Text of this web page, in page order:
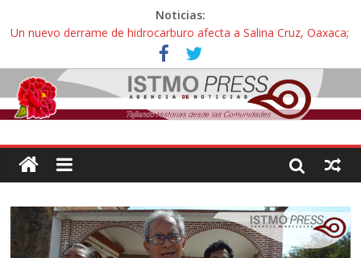
Noticias:
Un nuevo derrame de hidrocarburo afecta a Salina Cruz, Oaxaca;
ahora pescadores de Salinas del Marqués denuncian daños de
Pemex
Ángel, el joven autista expulsado por la Universidad Bienestar de
Ixtepec, Oaxaca vuelve a las aulas tras amparo
Familiares de periodista Alejandro Leyva se reúnen con titular de
intelectuales de su asesinato
Alertan pescadores de Juchitán, Oaxaca de nuevo despojo de su
Pescadores y comuneros ikoots detienen la extracción ilegal de
material pétreo de gravera Oyamel